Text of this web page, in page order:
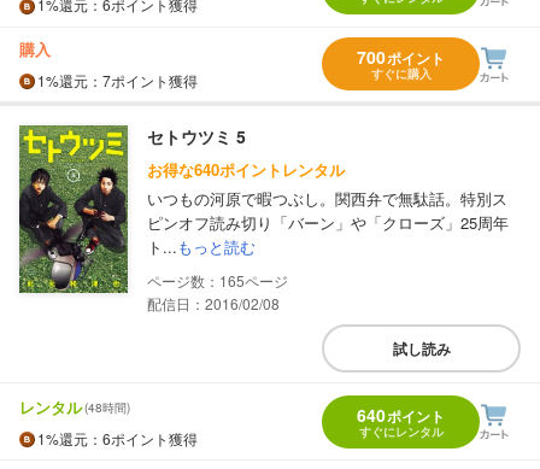
1%還元 ：6ポイント獲得
購入
1%還元 ：7ポイント獲得
700ポイント
すぐに購入
セトウツミ 5
お得な640ポイントレンタル
いつもの河原で暇つぶし。関西弁で無駄話。特別ス
ピンオフ読み切り「バーン」や「クローズ」25周年
ト...もっと読む
165
配信日：2016/02/08
試し読み
レンタル(48時間)
1%還元 ：6ポイント獲得
640ポイント
すぐにレンタル